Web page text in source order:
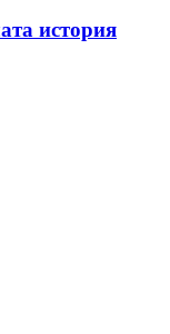
история